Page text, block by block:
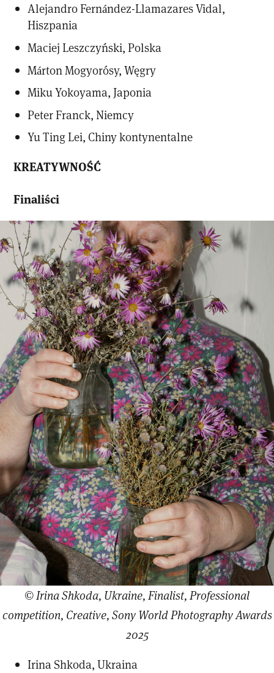
Alejandro Fernández-Llamazares Vidal,
Hiszpania
Maciej Leszczyński, Polska
Márton Mogyorósy, Węgry
Miku Yokoyama, Japonia
Peter Franck, Niemcy
Yu Ting Lei, Chiny kontynentalne
KREATYWNOŚĆ
Finaliści
© Irina Shkoda, Ukraine, Finalist, Professional
competition, Creative, Sony World Photography Awards
2025
Irina Shkoda, Ukraina